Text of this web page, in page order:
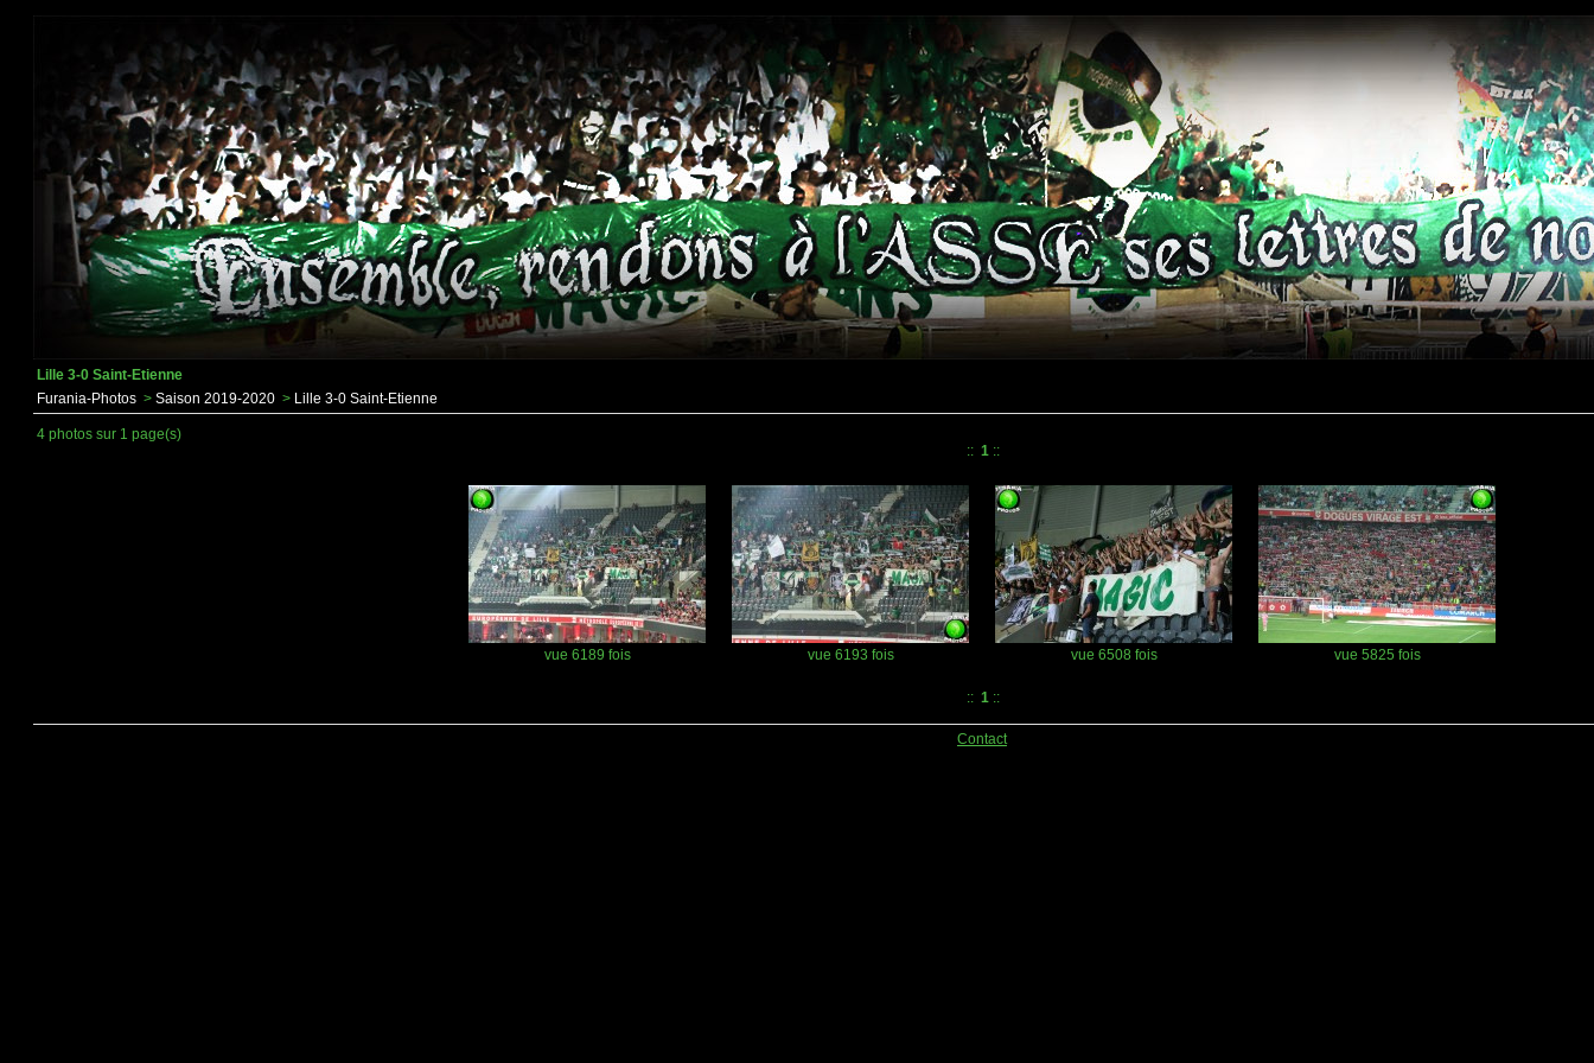
Lille 3-0 Saint-Etienne
Furania-Photos > Saison 2019-2020 > Lille 3-0 Saint-Etienne
4 photos sur 1 page(s)
:: 1::
vue 6189 fois vue 6193 fois vue 6508 fois vue 5825 fois
:: 1::
Contact